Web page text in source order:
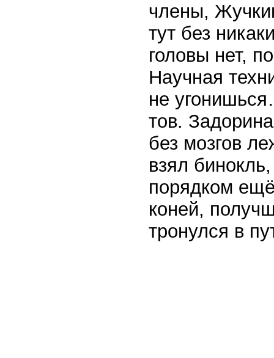
члены,
тут без
головы нет,
Научная
не
тов.
без мозгов
взял
порядком
коней,
тронулся в